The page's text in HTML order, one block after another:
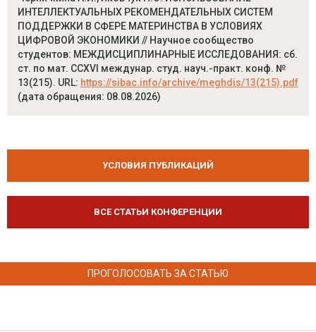
ИНТЕЛЛЕКТУАЛЬНЫХ РЕКОМЕНДАТЕЛЬНЫХ СИСТЕМ
ПОДДЕРЖКИ В СФЕРЕ МАТЕРИНСТВА В УСЛОВИЯХ
ЦИФРОВОЙ ЭКОНОМИКИ // Научное сообщество
студентов: МЕЖДИСЦИПЛИНАРНЫЕ ИССЛЕДОВАНИЯ: сб.
ст. по мат. CCXVI междунар. студ. науч.-практ. конф. №
13(215). URL: https://sibac.info/archive/meghdis/13(215).pdf
(дата обращения: 08.08.2026)
УСЛОВИЯ ПУБЛИКАЦИЙ
ВСЕ СТАТЬИ КОНФЕРЕНЦИИ
ПРОГОЛОСОВАТЬ ЗА СТАТЬЮ